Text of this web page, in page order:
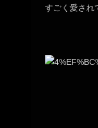
すごく愛され